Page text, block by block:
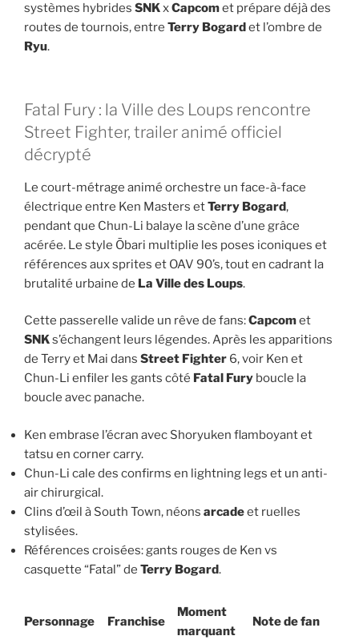
systèmes hybrides SNKxCapcomet prépare déjà des
routes de tournois, entre Terry Bogard et l’ombre de
Ryu.
Fatal Fury : la Ville des Loups rencontre
Street Fighter, trailer animé officiel
décrypté
Le court-métrage animé orchestre un face-à-face
électrique entre Ken Masters etTerry Bogard,
pendant que Chun-Li balaye la scène d’une grâce
acérée. Le style Ōbari multiplie les poses iconiques et
références aux sprites et OAV 90’s, tout en cadrant la
brutalité urbaine de La Ville des Loups.
Cette passerelle valide un rêve de fans:Capcomet
SNKs’échangent leurs légendes. Après les apparitions
de Terry et Mai dans Street Fighter 6, voir Ken et
Chun-Li enfiler les gants côté Fatal Fury boucle la
boucle avec panache.
Ken embrase l’écran avec Shoryuken flamboyant et
tatsu en corner carry.
Chun-Li cale des confirms en lightning legs et un anti-
air chirurgical.
Clins d’œil à South Town, néons arcadeet ruelles
stylisées.
Références croisées: gants rouges de Ken vs
casquette “Fatal” de Terry Bogard.
Personnage Franchise
Moment
marquant
Note de fan